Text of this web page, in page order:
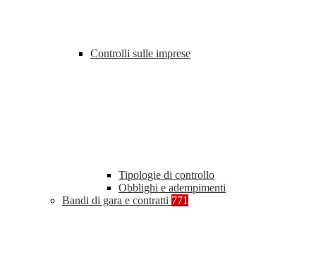
Controlli sulle imprese
Tipologie di controllo
Obblighi e adempimenti
Bandi di gara e contratti 771